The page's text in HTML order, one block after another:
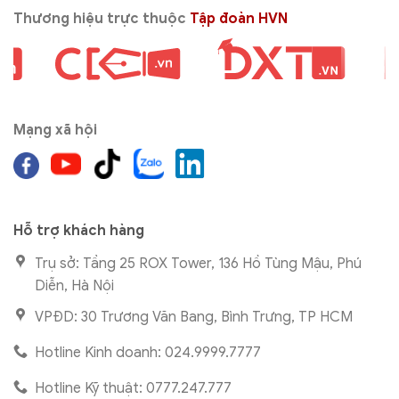
Thương hiệu trực thuộc Tập đoàn HVN
Mạng xã hội
Hỗ trợ khách hàng
Trụ sở: Tầng 25 ROX Tower, 136 Hồ Tùng Mậu, Phú
Diễn, Hà Nội
VPĐD: 30 Trương Văn Bang, Bình Trưng, TP HCM
Hotline Kinh doanh: 024.9999.7777
Hotline Kỹ thuật: 0777.247.777